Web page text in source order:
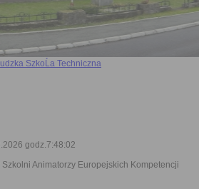
godz.7:48:03
Szkolni Animatorzy Europejskich Kompetencji